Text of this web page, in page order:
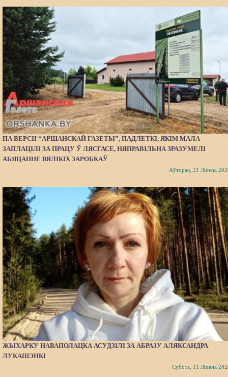
ПА ВЕРСІІ “АРШАНСКАЙ ГАЗЕТЫ”, ПАДЛЕТКІ, ЯКІМ МАЛА
ЗАПЛАЦІЛІ ЗА ПРАЦУ Ў ЛЯСГАСЕ, НЯПРАВІЛЬНА ЗРАЗУМЕЛІ
АБЯЦАННЕ ВЯЛІКІХ ЗАРОБКАЎ
Аўторак, 21 Ліпень
ЖЫХАРКУ НАВАПОЛАЦКА АСУДЗІЛІ ЗА АБРАЗУ АЛЯКСАНДРА
ЛУКАШЭНКІ
Субота, 11 Ліпень